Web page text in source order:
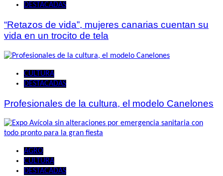
DESTACADAS
“Retazos de vida”, mujeres canarias cuentan su
vida en un trocito de tela
CULTURA
DESTACADAS
Profesionales de la cultura, el modelo Canelones
AGRO
CULTURA
DESTACADAS